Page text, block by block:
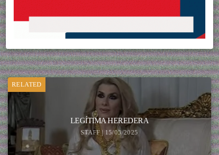
RELATED
LEGÍTIMA HEREDERA
STAFF | 15/05/2025